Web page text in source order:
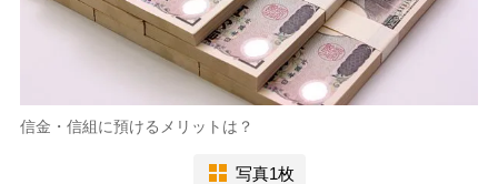
信金・信組に預けるメリットは？
写真1枚